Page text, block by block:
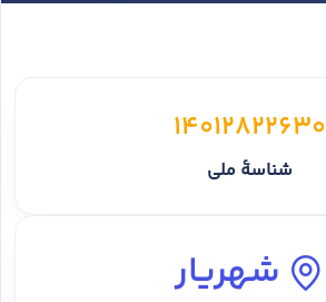
14012822630
شناسهٔ ملی
شهریار